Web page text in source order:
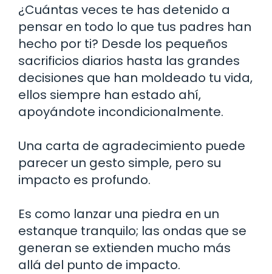
¿Cuántas veces te has detenido a
pensar en todo lo que tus padres han
hecho por ti? Desde los pequeños
sacrificios diarios hasta las grandes
decisiones que han moldeado tu vida,
ellos siempre han estado ahí,
apoyándote incondicionalmente.
Una carta de agradecimiento puede
parecer un gesto simple, pero su
impacto es profundo.
Es como lanzar una piedra en un
estanque tranquilo; las ondas que se
generan se extienden mucho más
allá del punto de impacto.